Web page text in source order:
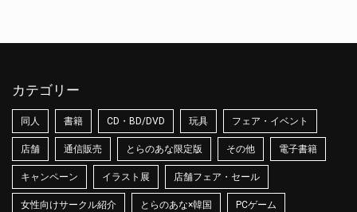
カテゴリー
同人 書籍 CD・BD/DVD 玩具 フェア・イベント
店舗 通信販売 とらのあな限定版 その他 電子書籍
キャンペーン イラスト展 店舗フェア・セール
女性向けサークル紹介 とらのあな×韓国 PCゲーム